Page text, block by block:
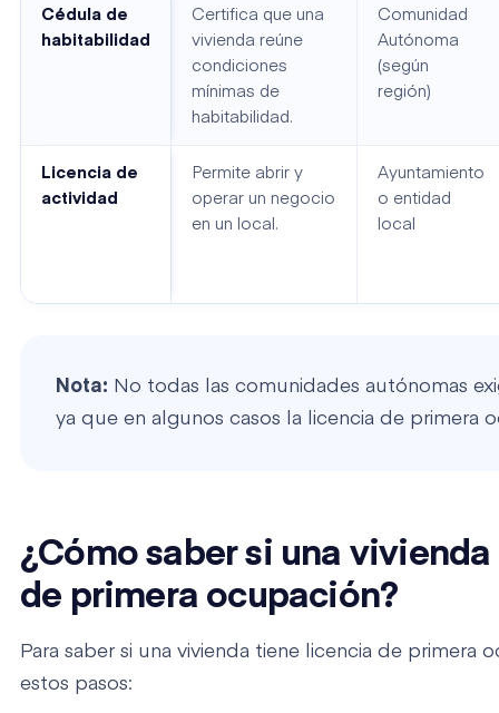
Cédula de
habitabilidad
Certifica que una
vivienda reúne
condiciones
mínimas de
habitabilidad.
Comunidad
Autónoma
(según
región)
Licencia de
actividad
Permite abrir y
operar un negocio
en un local.
Ayuntamiento
o entidad
local
Nota: No todas las comunidades autónomas
ya que en algunos casos la licencia de primera
¿Cómo saber si una
de primera ocupación?
Para saber si una vivienda tiene licencia de primera
estos pasos: